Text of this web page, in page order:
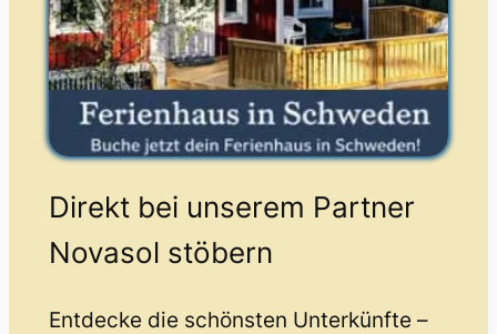
Direkt bei unserem Partner
Novasol stöbern
Entdecke die schönsten Unterkünfte –